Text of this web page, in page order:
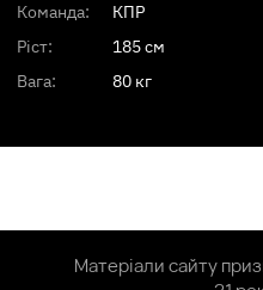
Команда:
КПР
Ріст:
185 см
Вага:
80 кг
Матеріали сайту